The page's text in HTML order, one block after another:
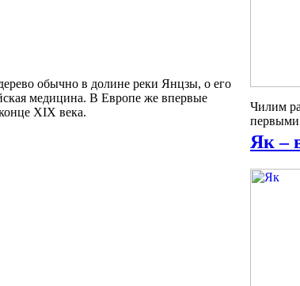
обычно в долине реки Янцзы, о его
медицина. В Европе же впервые
XIX века.
Чилим
первыми
Як –